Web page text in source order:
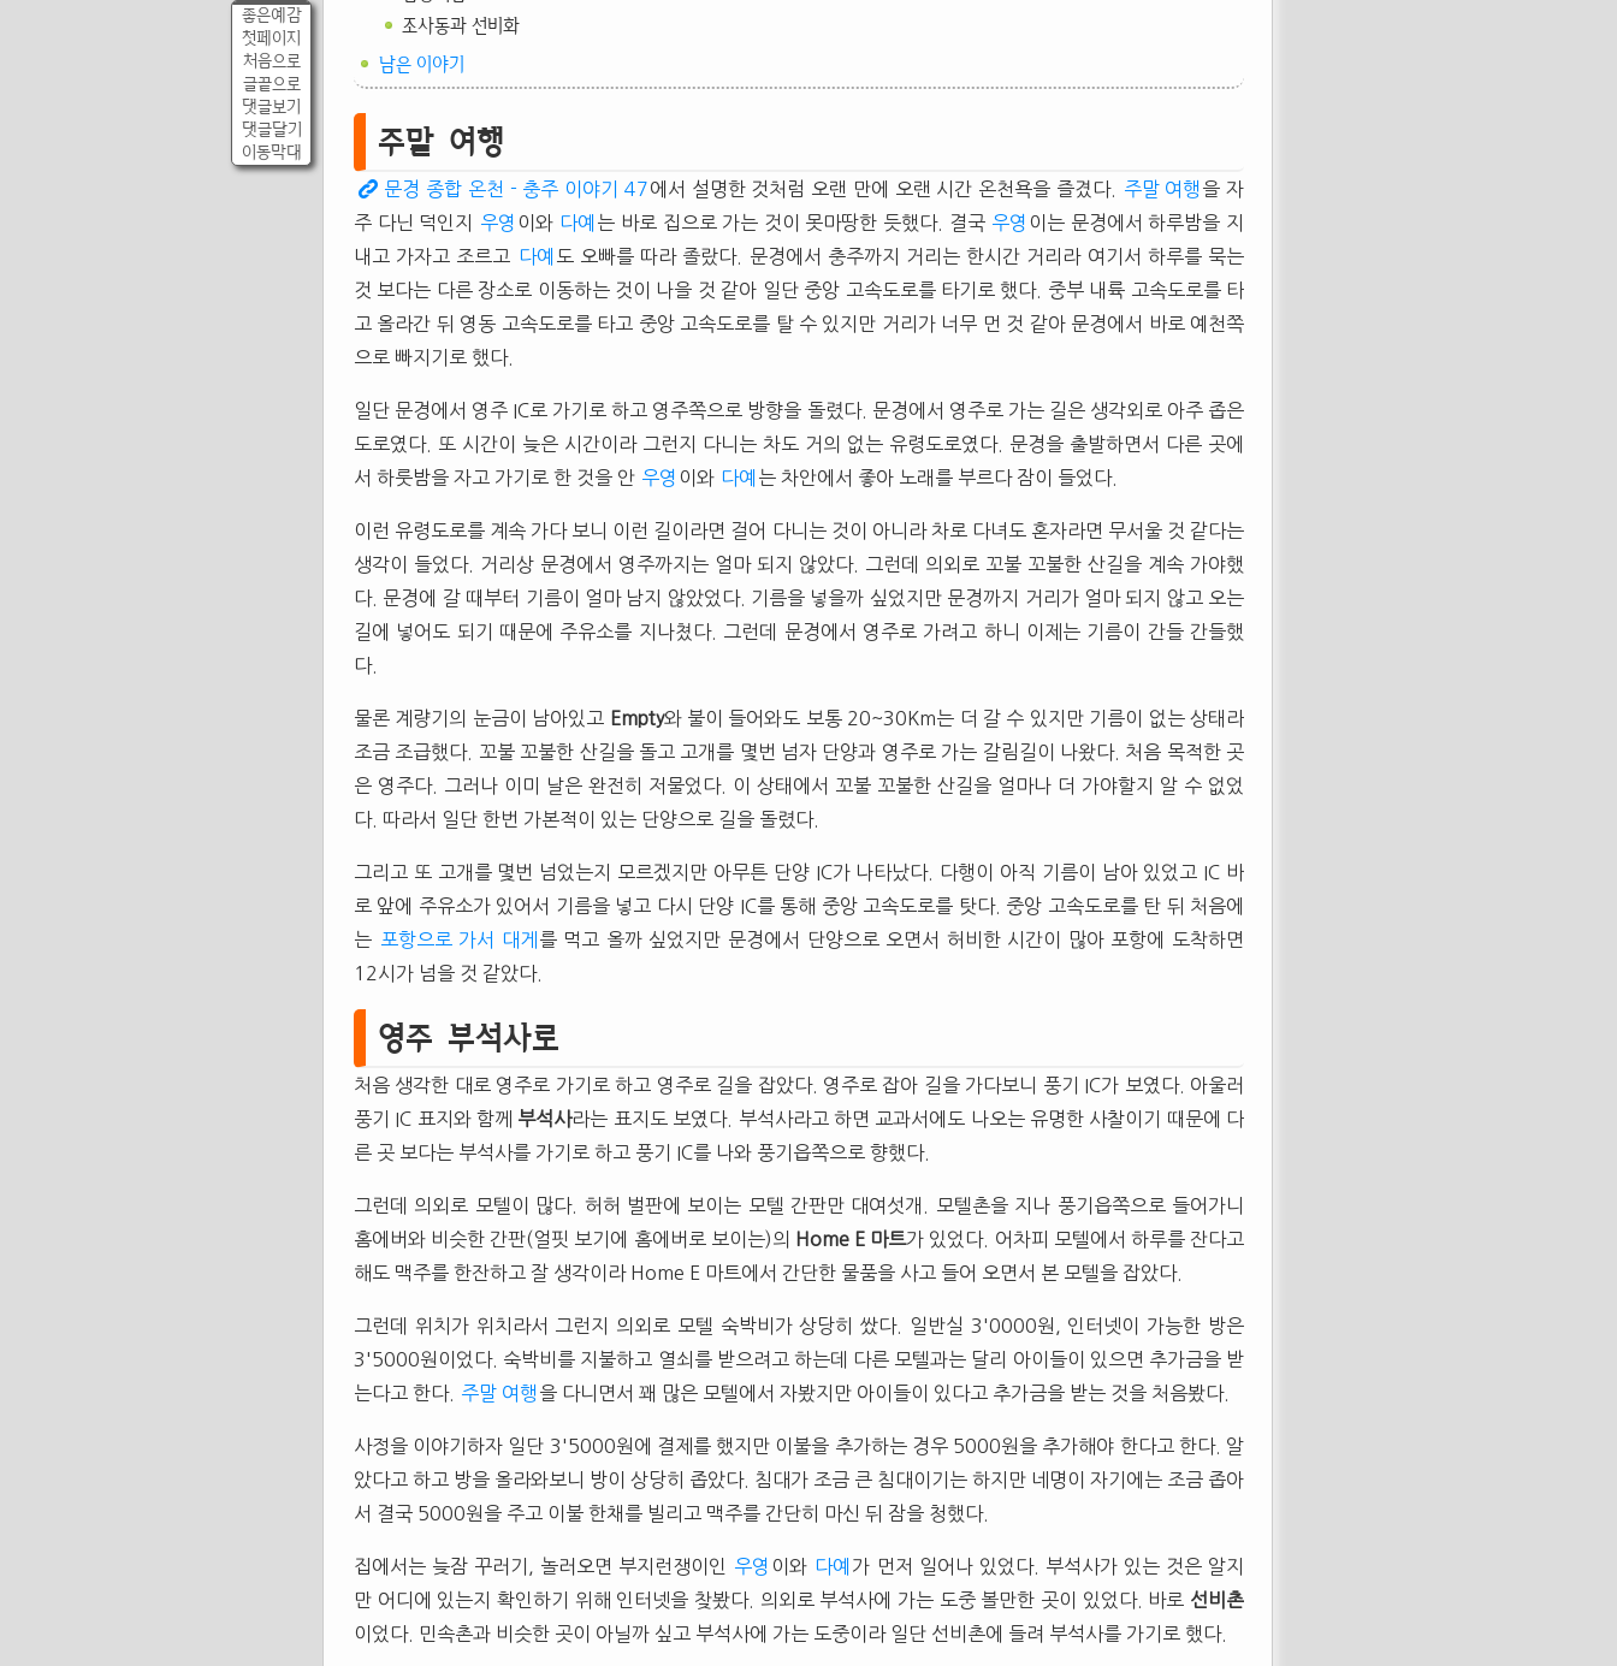
좋은예감
첫페이지
처음으로
글끝으로
댓글보기
댓글달기
이동막대
조사동과 선비화
남은 이야기
주말 여행
문경 종합 온천 - 충주 이야기 47에서 설명한 것처럼 오랜 만에 오랜 시간 온천욕을 즐겼다. 주말 여행 을 자
주 다닌 덕인지
우영 이와 다예 는 바로 집으로 가는 것이 못마땅한 듯했다. 결국 우영 이는 문경에서 하루밤을 지
내고 가자고 조르고
다예 도 오빠를 따라 졸랐다. 문경에서 충주까지 거리는 한시간 거리라 여기서 하루를 묵는
것 보다는 다른 장소로 이동하는 것이 나을 것 같아 일단 중앙 고속도로를 타기로 했다. 중부 내륙 고속도로를 타
고 올라간 뒤 영동 고속도로를 타고 중앙 고속도로를 탈 수 있지만 거리가 너무 먼 것 같아 문경에서 바로 예천쪽
으로 빠지기로 했다.
일단 문경에서 영주 IC로 가기로 하고 영주쪽으로 방향을 돌렸다. 문경에서 영주로 가는 길은 생각외로 아주 좁은
도로였다. 또 시간이 늦은 시간이라 그런지 다니는 차도 거의 없는 유령도로였다. 문경을 출발하면서 다른 곳에
서 하룻밤을 자고 가기로 한 것을 안 우영 이와 다예 는 차안에서 좋아 노래를 부르다 잠이 들었다.
이런 유령도로를 계속 가다 보니 이런 길이라면 걸어 다니는 것이 아니라 차로 다녀도 혼자라면 무서울 것 같다는
생각이 들었다. 거리상 문경에서 영주까지는 얼마 되지 않았다. 그런데 의외로 꼬불 꼬불한 산길을 계속 가야했
다. 문경에 갈 때부터 기름이 얼마 남지 않았었다. 기름을 넣을까 싶었지만 문경까지 거리가 얼마 되지 않고 오는
길에 넣어도 되기 때문에 주유소를 지나쳤다. 그런데 문경에서 영주로 가려고 하니 이제는 기름이 간들 간들했
다.
물론 계량기의 눈금이 남아있고 Empty와 불이 들어와도 보통 20~30Km는 더 갈 수 있지만 기름이 없는 상태라
조금 조급했다. 꼬불 꼬불한 산길을 돌고 고개를 몇번 넘자 단양과 영주로 가는 갈림길이 나왔다. 처음 목적한 곳
은 영주다. 그러나 이미 날은 완전히 저물었다. 이 상태에서 꼬불 꼬불한 산길을 얼마나 더 가야할지 알 수 없었
다. 따라서 일단 한번 가본적이 있는 단양으로 길을 돌렸다.
그리고 또 고개를 몇번 넘었는지 모르겠지만 아무튼 단양 IC가 나타났다. 다행이 아직 기름이 남아 있었고 IC 바
로 앞에 주유소가 있어서 기름을 넣고 다시 단양 IC를 통해 중앙 고속도로를 탓다. 중앙 고속도로를 탄 뒤 처음에
는 포항으로 가서 대게 를 먹고 올까 싶었지만 문경에서 단양으로 오면서 허비한 시간이 많아 포항에 도착하면
12시가 넘을 것 같았다.
영주 부석사로
처음 생각한 대로 영주로 가기로 하고 영주로 길을 잡았다. 영주로 잡아 길을 가다보니 풍기 IC가 보였다. 아울러
풍기 IC 표지와 함께 부석사라는 표지도 보였다. 부석사라고 하면 교과서에도 나오는 유명한 사찰이기 때문에 다
른 곳 보다는 부석사를 가기로 하고 풍기 IC를 나와 풍기읍쪽으로 향했다.
그런데 의외로 모텔이 많다. 허허 벌판에 보이는 모텔 간판만 대여섯개. 모텔촌을 지나 풍기읍쪽으로 들어가니
홈에버와 비슷한 간판(얼핏 보기에 홈에버로 보이는)의
Home E 마트가 있었다. 어차피 모텔에서 하루를 잔다고
해도 맥주를 한잔하고 잘 생각이라 Home E 마트에서 간단한 물품을 사고 들어 오면서 본 모텔을 잡았다.
그런데 위치가 위치라서 그런지 의외로 모텔 숙박비가 상당히 쌌다. 일반실 3'0000원, 인터넷이 가능한 방은
3'5000원이었다. 숙박비를 지불하고 열쇠를 받으려고 하는데 다른 모텔과는 달리 아이들이 있으면 추가금을 받
는다고 한다.
주말 여행 을 다니면서 꽤 많은 모텔에서 자봤지만 아이들이 있다고 추가금을 받는 것을 처음봤다.
사정을 이야기하자 일단 3'5000원에 결제를 했지만 이불을 추가하는 경우 5000원을 추가해야 한다고 한다. 알
았다고 하고 방을 올라와보니 방이 상당히 좁았다. 침대가 조금 큰 침대이기는 하지만 네명이 자기에는 조금 좁아
서 결국 5000원을 주고 이불 한채를 빌리고 맥주를 간단히 마신 뒤 잠을 청했다.
집에서는 늦잠 꾸러기, 놀러오면 부지런쟁이인 우영 이와 다예 가 먼저 일어나 있었다. 부석사가 있는 것은 알지
만 어디에 있는지 확인하기 위해 인터넷을 찾봤다. 의외로 부석사에 가는 도중 볼만한 곳이 있었다. 바로 선비촌
이었다. 민속촌과 비슷한 곳이 아닐까 싶고 부석사에 가는 도중이라 일단 선비촌에 들려 부석사를 가기로 했다.